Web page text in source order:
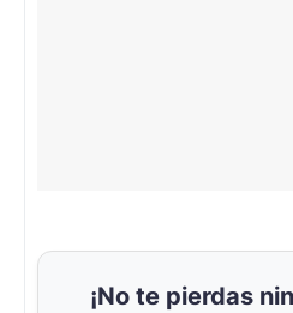
¡No te pierdas